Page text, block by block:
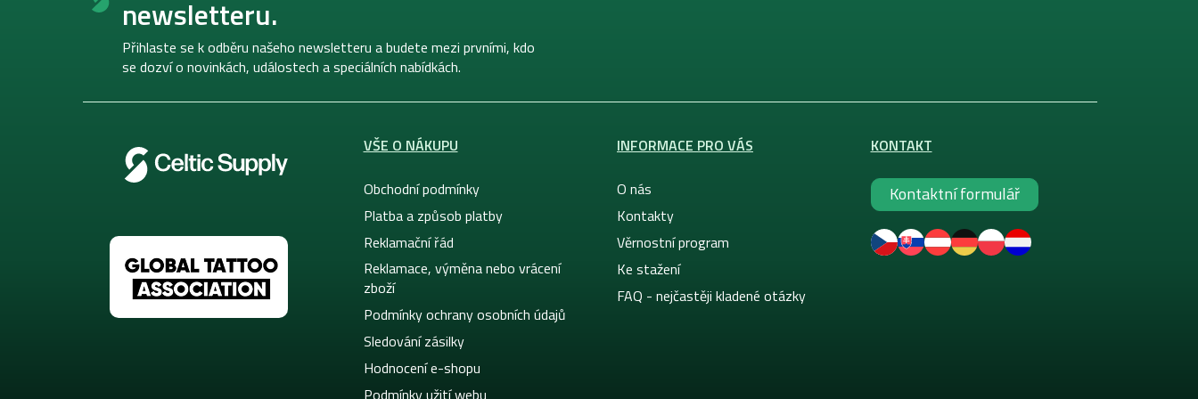
newsletteru.
Přihlaste se k odběru našeho newsletteru a budete mezi prvními, kdo
se dozví o novinkách, událostech a speciálních nabídkách.
VŠE O NÁKUPU
Obchodní podmínky
Platba a způsob platby
Reklamační řád
Reklamace, výměna nebo vrácení
zboží
Podmínky ochrany osobních údajů
Sledování zásilky
Hodnocení e-shopu
Podmínky užití webu
INFORMACE PRO VÁS
O nás
Kontakty
Věrnostní program
Ke stažení
FAQ - nejčastěji kladené otázky
KONTAKT
Kontaktní formulář